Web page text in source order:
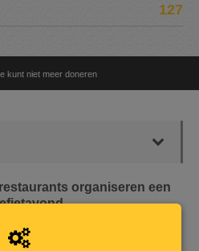
127
kunt niet meer doneren
organiseren een
is, je zoekt een nieuw thuis,
kennen, je probeert de